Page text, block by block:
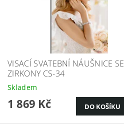
VISACÍ SVATEBNÍ NÁUŠNICE SE
ZIRKONY CS-34
Skladem
1 869 Kč